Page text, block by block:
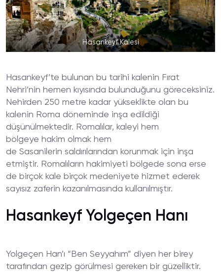
Hasankeyf Kalesi
Hasankeyf’te bulunan bu tarihi kalenin Fırat
Nehri’nin hemen kıyısında bulunduğunu göreceksiniz.
Nehirden 250 metre kadar yükseklikte olan bu
kalenin Roma döneminde inşa edildiği
düşünülmektedir. Romalılar, kaleyi hem
bölgeye hakim olmak hem
de Sasanilerin saldırılarından korunmak için inşa
etmiştir. Romalıların hakimiyeti bölgede sona erse
de birçok kale birçok medeniyete hizmet ederek
sayısız zaferin kazanılmasında kullanılmıştır.
Hasankeyf Yolgeçen Hanı
Yolgeçen Han’ı “Ben Seyyahım” diyen her birey
tarafından gezip görülmesi gereken bir güzelliktir.